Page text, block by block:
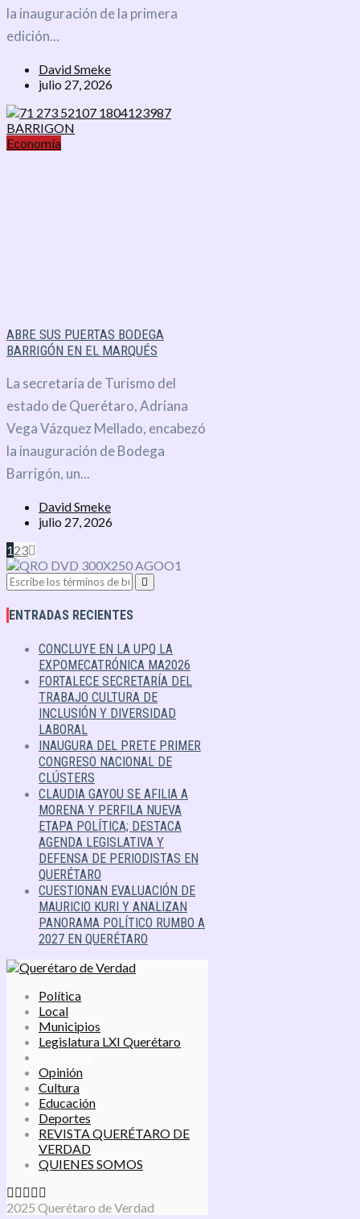
la inauguración de la primera
edición...
David Smeke
julio 27, 2026
Economía
ABRE SUS PUERTAS BODEGA
BARRIGÓN EN EL MARQUÉS
La secretaria de Turismo del
estado de Querétaro, Adriana
Vega Vázquez Mellado, encabezó
la inauguración de Bodega
Barrigón, un...
David Smeke
julio 27, 2026
123
ENTRADAS RECIENTES
CONCLUYE EN LA UPQ LA
EXPOMECATRÓNICA MA2026
FORTALECE SECRETARÍA DEL
TRABAJO CULTURA DE
INCLUSIÓN Y DIVERSIDAD
LABORAL
INAUGURA DEL PRETE PRIMER
CONGRESO NACIONAL DE
CLÚSTERS
CLAUDIA GAYOU SE AFILIA A
MORENA Y PERFILA NUEVA
ETAPA POLÍTICA; DESTACA
AGENDA LEGISLATIVA Y
DEFENSA DE PERIODISTAS EN
QUERÉTARO
CUESTIONAN EVALUACIÓN DE
MAURICIO KURI Y ANALIZAN
PANORAMA POLÍTICO RUMBO A
2027 EN QUERÉTARO
Política
Local
Municipios
Legislatura LXI Querétaro
Opinión
Cultura
Educación
Deportes
REVISTA QUERÉTARO DE
VERDAD
QUIENES SOMOS
2025 Querétaro de Verdad